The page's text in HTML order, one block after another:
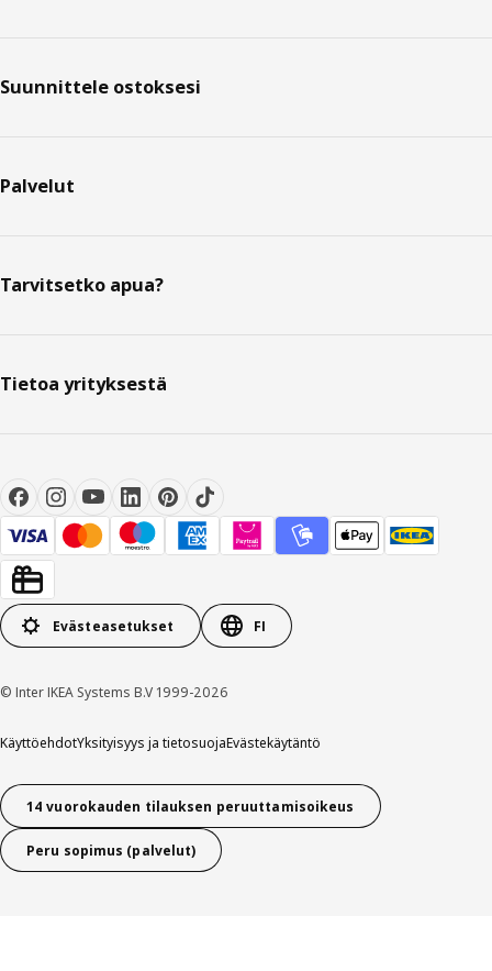
Suunnittele ostoksesi
Palvelut
Tarvitsetko apua?
Tietoa yrityksestä
Evästeasetukset FI
© Inter IKEA Systems B.V 1999-2026
KäyttöehdotYksityisyys ja tietosuojaEvästekäytäntö
14 vuorokauden tilauksen peruuttamisoikeus
Peru sopimus (palvelut)